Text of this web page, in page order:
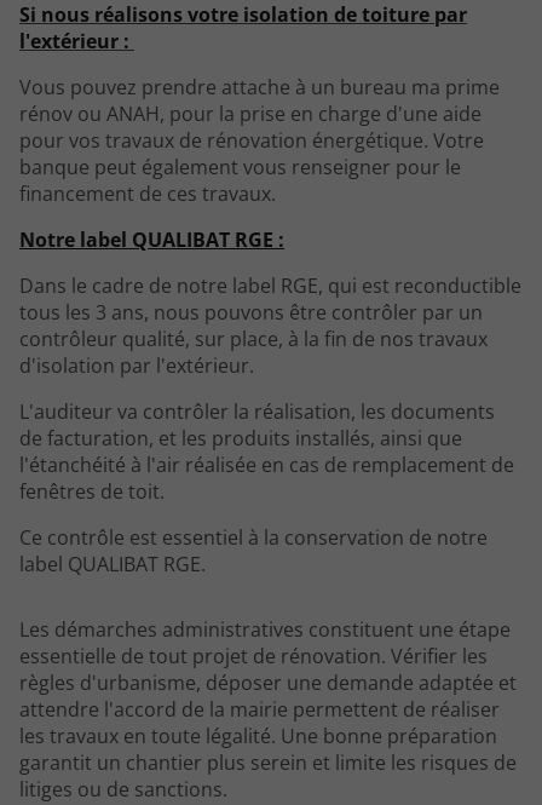
Si nous réalisons votre isolation de toiture par
l'extérieur :
Vous pouvez prendre attache à un bureau ma prime
rénov ou ANAH, pour la prise en charge d'une aide
pour vos travaux de rénovation énergétique. Votre
banque peut également vous renseigner pour le
financement de ces travaux.
Notre label QUALIBAT RGE :
Dans le cadre de notre label RGE, qui est reconductible
tous les 3 ans, nous pouvons être contrôler par un
contrôleur qualité, sur place, à la fin de nos travaux
d'isolation par l'extérieur.
L'auditeur va contrôler la réalisation, les documents
de facturation, et les produits installés, ainsi que
l'étanchéité à l'air réalisée en cas de remplacement de
fenêtres de toit.
Ce contrôle est essentiel à la conservation de notre
label QUALIBAT RGE.
Les démarches administratives constituent une étape
essentielle de tout projet de rénovation. Vérifier les
règles d'urbanisme, déposer une demande adaptée et
attendre l'accord de la mairie permettent de réaliser
les travaux en toute légalité. Une bonne préparation
garantit un chantier plus serein et limite les risques de
litiges ou de sanctions.